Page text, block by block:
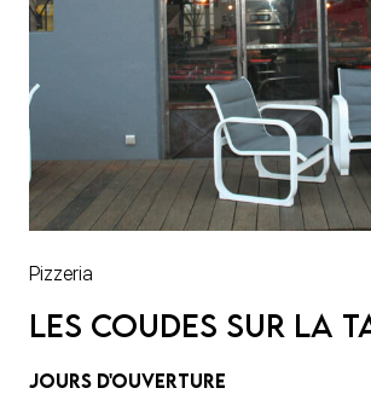
Pizzeria
Les Coudes sur la
JOURS D'OUVERTURE